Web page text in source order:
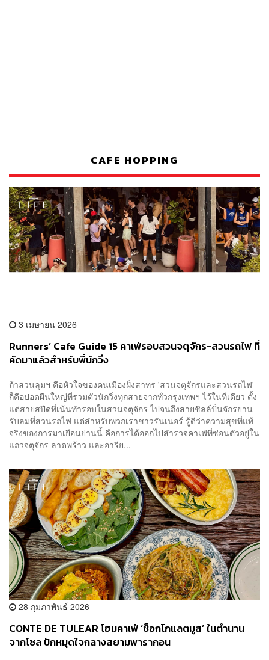
CAFE HOPPING
3 เมษายน 2026
Runners’ Cafe Guide 15 คาเฟ่รอบสวนจตุจักร-สวนรถไฟ ที่
คัดมาแล้วสำหรับพี่นักวิ่ง
ถ้าสวนลุมฯ คือหัวใจของคนเมืองฝั่งสาทร 'สวนจตุจักรและสวนรถไฟ'
ก็คือปอดผืนใหญ่ที่รวมตัวนักวิ่งทุกสายจากทั่วกรุงเทพฯ ไว้ในที่เดียว ตั้ง
แต่สายสปีดที่เน้นทำรอบในสวนจตุจักร ไปจนถึงสายชิลล์ปั่นจักรยาน
รับลมที่สวนรถไฟ แต่สำหรับพวกเราชาวรันเนอร์ รู้ดีว่าความสุขที่แท้
จริงของการมาเยือนย่านนี้ คือการได้ออกไปสำรวจคาเฟ่ที่ซ่อนตัวอยู่ใน
แถวจตุจักร ลาดพร้าว และอารีย...
28 กุมภาพันธ์ 2026
CONTE DE TULEAR โฮมคาเฟ่ ‘ช็อกโกแลตมูส’ ในตำนาน
จากโซล ปักหมุดใจกลางสยามพารากอน